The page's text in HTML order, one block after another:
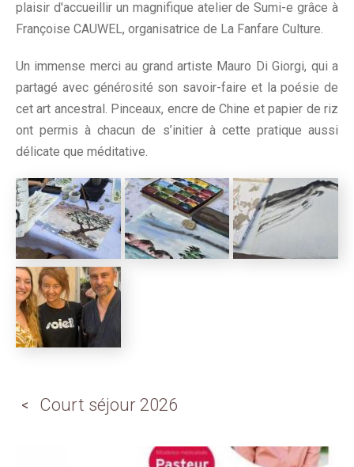
plaisir d'accueillir un magnifique atelier de Sumi-e grâce à
Françoise CAUWEL, organisatrice de La Fanfare Culture.
Un immense merci au grand artiste Mauro Di Giorgi, qui a
partagé avec générosité son savoir-faire et la poésie de
cet art ancestral. Pinceaux, encre de Chine et papier de riz
ont permis à chacun de s’initier à cette pratique aussi
délicate que méditative.
Court séjour 2026